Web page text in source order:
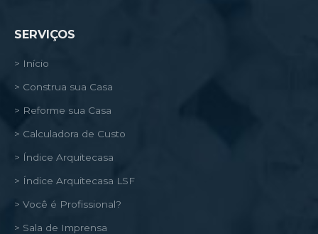
SERVIÇOS
> Início
> Construa sua Casa
> Reforme sua Casa
> Calculadora de Custo
> Índice Arquitecasa
> Índice Arquitecasa LSF
> Você é Profissional?
> Sala de Imprensa